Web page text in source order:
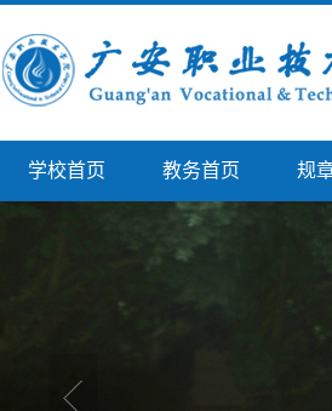
学校首页 教务首页 规